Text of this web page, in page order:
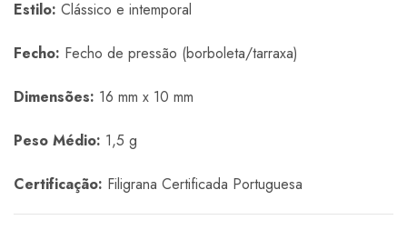
Estilo: Clássico e intemporal
Fecho: Fecho de pressão (borboleta/tarraxa)
Dimensões: 16 mm x 10 mm
Peso Médio: 1,5 g
Certificação: Filigrana Certificada Portuguesa